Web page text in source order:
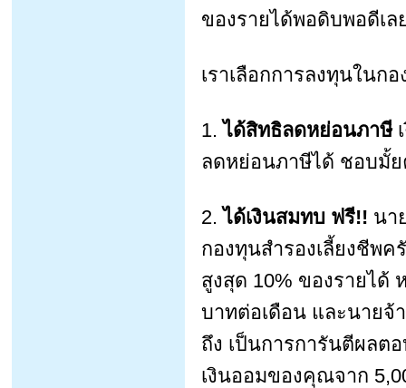
ของรายได้พอดิบพอดีเล
เราเลือกการลงทุนในก
1.ได้สิทธิลดหย่อนภาษี
ลดหย่อนภาษีได้ ชอบมั้
2.ได้เงินสมทบ ฟรี!! นา
กองทุนสำรองเลี้ยงชีพ
สูงสุด 10% ของรายได้
บาทต่อเดือน และนายจ้
ถึง เป็นการการันตีผลต
เงินออมของคุณจาก